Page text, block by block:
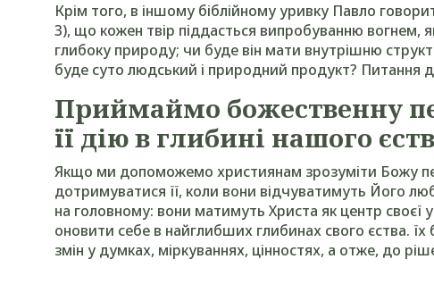
Крім того, в іншому біблійному уривку Павло
3), що кожен твір піддасться випробуванню вогнем,
глибоку природу; чи буде він мати внутрішню
буде суто людський і природний продукт? Питання
Приймаймо божественну
її дію в глибині нашого
Якщо ми допоможемо християнам зрозуміти Божу
дотримуватися її, коли вони відчуватимуть Його
на головному: вони матимуть Христа як центр своєї
оновити себе в найглибших глибинах свого єства.
змін у думках, міркуваннях, цінностях, а отже, до